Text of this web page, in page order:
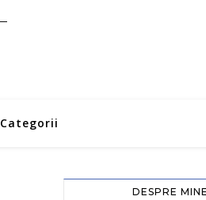
Categorii
DESPRE MINE